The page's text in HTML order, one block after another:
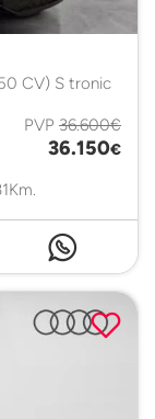
CV) S tronic
PVP 36.600€
36.150€